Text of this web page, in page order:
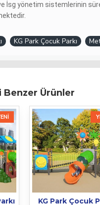
ve İsg yönetim sistemlerinin
KG Park Çocuk Parkı
Ürünler
KG Park Çocuk